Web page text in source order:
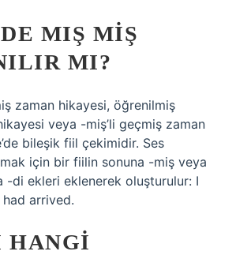
MIŞ MIŞ
MI?
zaman hikayesi, öğrenilmiş
veya -miş’li geçmiş zaman
bileşik fiil çekimidir. Ses
için bir fiilin sonuna -miş veya
-di ekleri eklenerek oluşturulur: I
arrived.
HANGI